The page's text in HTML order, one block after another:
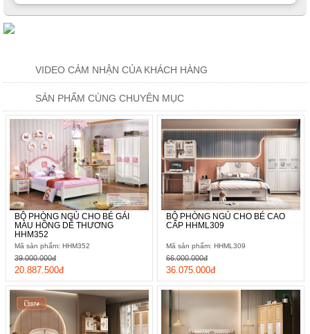
VIDEO CẢM NHẬN CỦA KHÁCH HÀNG
SẢN PHẨM CÙNG CHUYÊN MỤC
BỘ PHÒNG NGỦ CHO BÉ GÁI
MÀU HỒNG DỄ THƯƠNG
HHM352
Mã sản phẩm: HHM352
20.887.500đ
39.000.000đ
BỘ PHÒNG NGỦ CHO BÉ CAO
CẤP HHML309
Mã sản phẩm: HHML309
36.075.000đ
66.000.000đ